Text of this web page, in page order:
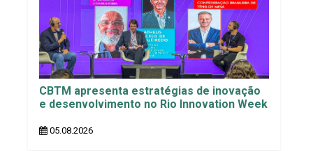
CBTM apresenta estratégias de inovação
e desenvolvimento no Rio Innovation Week
05.08.2026